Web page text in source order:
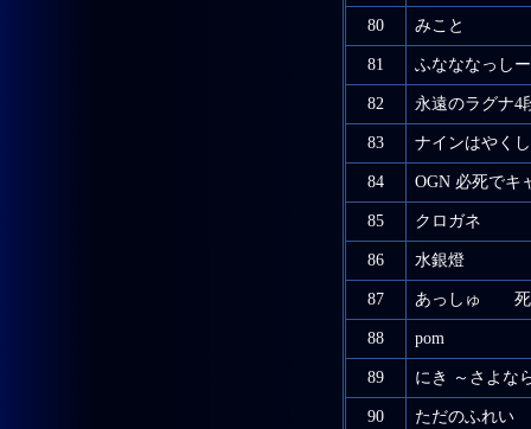
80 みこと
81 ふなななっしー
82 永遠のラグナ4
83 ナインはやく
84 OGN 必死でキ
85 クロガネ
86 水銀燈
87 あっしゅ 死
88 pom
89 にき ～さよな
90 ただのふれい